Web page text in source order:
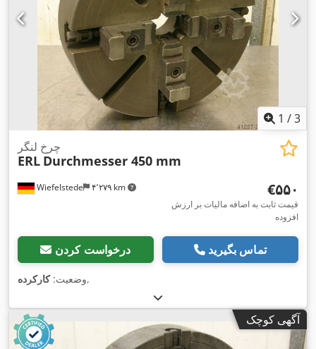
1 /3
Wiefelstede ۴٬۲۷۹ km
چرخ لنگر
ERL Durchmesser 450 mm
‎€۵۵۰
قیمت ثابت به اضافه مالیات بر ارزش
افزوده
درخواست کردن تماس بگیرید
وضعیت:کارکرده ,
آگهی کوچک